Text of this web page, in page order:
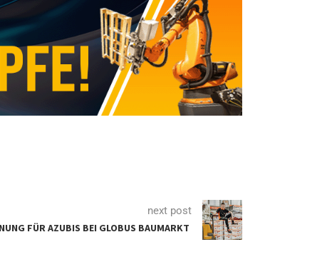
next post
FÜR AZUBIS BEI GLOBUS BAUMARKT